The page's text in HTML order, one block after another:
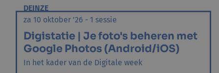
DEINZE
za 10 oktober '26 - 1 sessie
Digistatie | Je foto's beheren met
Google Photos (Android/iOS)
In het kader van de Digitale week